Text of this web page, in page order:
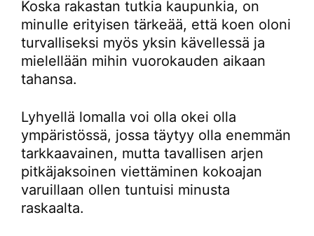
Koska rakastan tutkia kaupunkia, on
minulle erityisen tärkeää, että koen oloni
turvalliseksi myös yksin kävellessä ja
mielellään mihin vuorokauden aikaan
tahansa.
Lyhyellä lomalla voi olla okei olla
ympäristössä, jossa täytyy olla enemmän
tarkkaavainen, mutta tavallisen arjen
pitkäjaksoinen viettäminen kokoajan
varuillaan ollen tuntuisi minusta
raskaalta.